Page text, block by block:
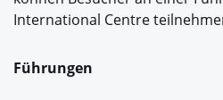
International Centre
Führungen